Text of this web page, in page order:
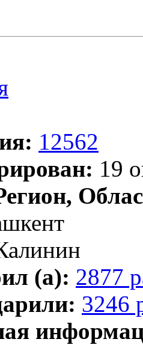
12562
19
(а): 2877
3246